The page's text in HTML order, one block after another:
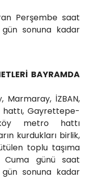
Perşembe saat
sonuna kadar
BAYRAMDA
Marmaray, İZBAN,
hattı, Gayrettepe-
metro hattı
kurdukları birlik,
toplu taşıma
Cuma günü saat
sonuna kadar